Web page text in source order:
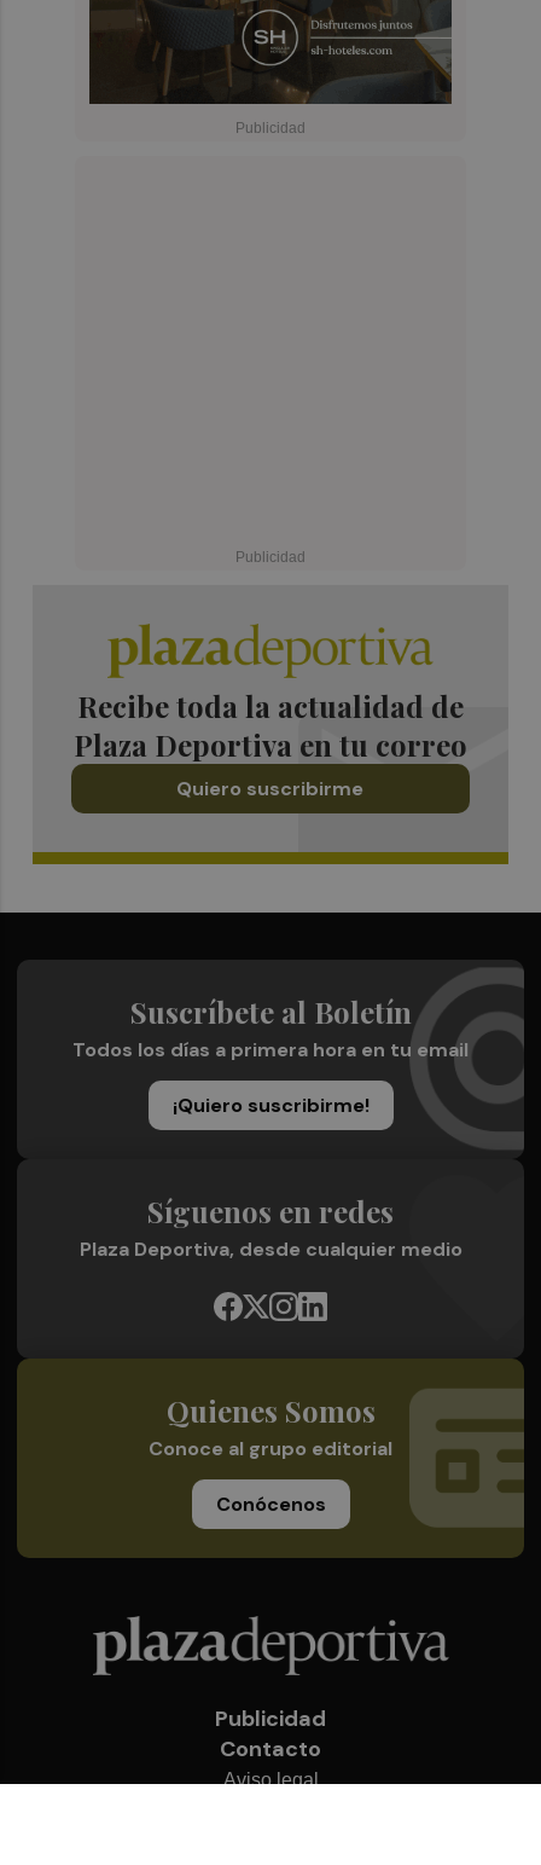
Recibe toda la actualidad de
Plaza Deportiva en tu correo
Quiero suscribirme
Suscríbete al Boletín
Todos los días a primera hora en tu email
¡Quiero suscribirme!
Síguenos en redes
Plaza Deportiva, desde cualquier medio
Quienes Somos
Conoce al grupo editorial
Conócenos
Publicidad
Contacto
Aviso legal